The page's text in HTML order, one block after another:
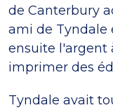
de Canterbury
ami de Tyndale
ensuite l'argent
imprimer des
Tyndale avait